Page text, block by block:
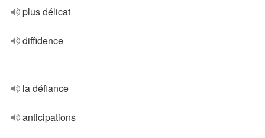
plus délicat
diffidence
la défiance
anticipations